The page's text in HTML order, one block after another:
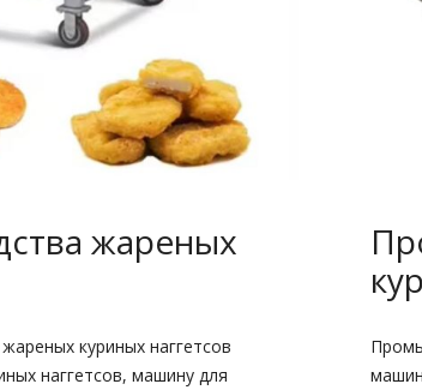
жареных
куриных наггетсов
наггетсов, машину для